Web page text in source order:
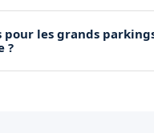
les copropriétés à
pour les grands
?